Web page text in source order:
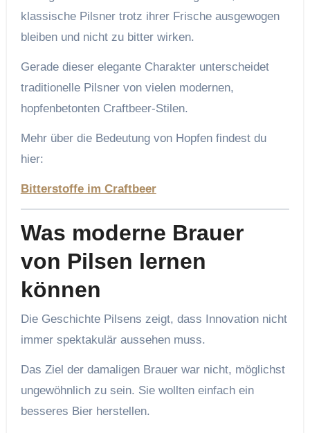
klassische Pilsner trotz ihrer Frische ausgewogen
bleiben und nicht zu bitter wirken.
Gerade dieser elegante Charakter unterscheidet
traditionelle Pilsner von vielen modernen,
hopfenbetonten Craftbeer-Stilen.
Mehr über die Bedeutung von Hopfen findest du
hier:
Bitterstoffe im Craftbeer
Was moderne Brauer
von Pilsen lernen
können
Die Geschichte Pilsens zeigt, dass Innovation nicht
immer spektakulär aussehen muss.
Das Ziel der damaligen Brauer war nicht, möglichst
ungewöhnlich zu sein. Sie wollten einfach ein
besseres Bier herstellen.